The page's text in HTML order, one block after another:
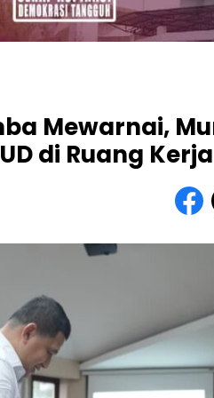
Mewarnai,
di Ruang